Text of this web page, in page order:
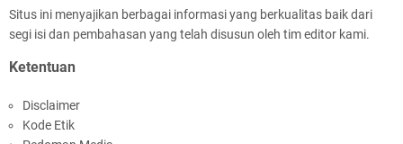
Situs ini menyajikan berbagai informasi yang berkualitas baik dari
segi isi dan pembahasan yang telah disusun oleh tim editor kami.
Ketentuan
Disclaimer
Kode Etik